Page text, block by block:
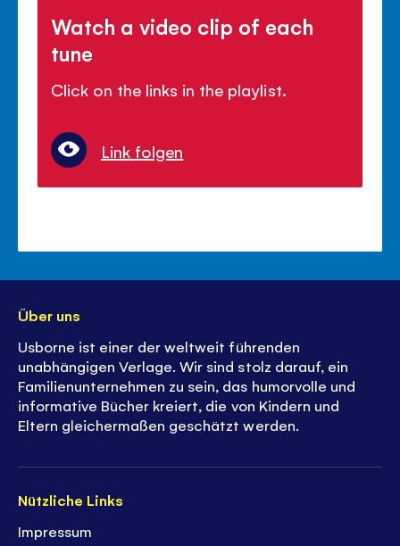
Watch a video clip of each
tune
Click on the links in the playlist.
Link folgen
Nützliche Links
Impressum
Über uns
Usborne ist einer der weltweit führenden
unabhängigen Verlage. Wir sind stolz darauf, ein
Familienunternehmen zu sein, das humorvolle und
informative Bücher kreiert, die von Kindern und
Eltern gleichermaßen geschätzt werden.